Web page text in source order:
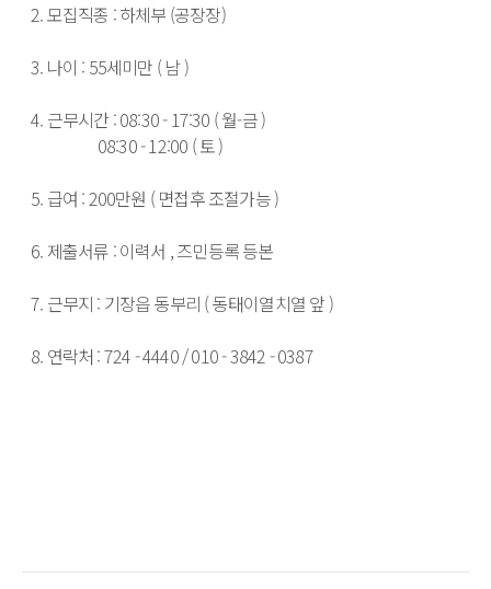
2. 모집직종 : 하체부 (공장장)
3. 나이 : 55세미만 ( 남 )
4. 근무시간 : 08:30 - 17:30 ( 월-금 )
5. 급여 : 200만원 ( 면접후 조절가능 )
6. 제출서류 : 이력서 , 즈민등록 등본
7. 근무지 : 기장읍 동부리 ( 동태이열치열 앞 )
8. 연락처 : 724 - 4440 / 010 - 3842 - 0387